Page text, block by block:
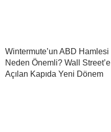
Wintermute’un ABD Hamlesi
Neden Önemli? Wall Street’e
Açılan Kapıda Yeni Dönem